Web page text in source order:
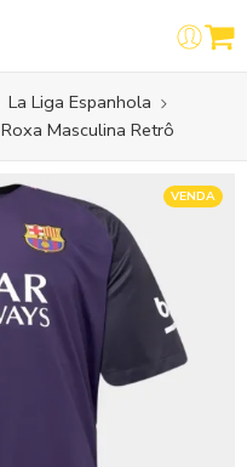
La Liga Espanhola
Masculina Retrô
VENDA